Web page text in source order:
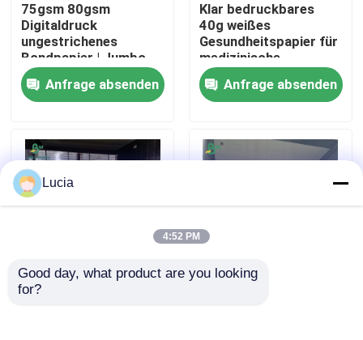
Fabrik Tour
Qualitätskontrolle
Nachrichten
Cad-Plotter-Papier
75gsm 80gsm
Digitaldruck
ungestrichenes
Bondpapier | Jumbo-
Rollen 61cm - 150cm
BreiteAnfrage absenden
Klar bedruckbares
40g weißes
Gesundheitspapier für
medizinische
Anweisungen 65 x
86cmAnfrage absenden
70GSM 80GSM
Lucia
4:52 PM
Good day, what product are you looking
for?